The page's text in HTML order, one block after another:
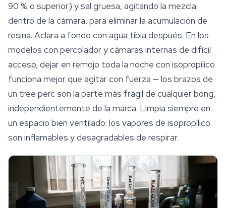
90 % o superior) y sal gruesa, agitando la mezcla
dentro de la cámara, para eliminar la acumulación de
resina. Aclara a fondo con agua tibia después. En los
modelos con percolador y cámaras internas de difícil
acceso, dejar en remojo toda la noche con isopropílico
funciona mejor que agitar con fuerza — los brazos de
un tree perc son la parte más frágil de cualquier bong,
independientemente de la marca. Limpia siempre en
un espacio bien ventilado: los vapores de isopropílico
son inflamables y desagradables de respirar.